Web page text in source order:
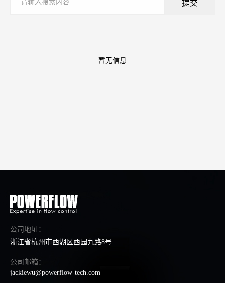
提交
暂无信息
公司地址：
浙江省杭州市西湖区西园九路8号
公司邮箱：
jackiewu@powerflow-tech.com